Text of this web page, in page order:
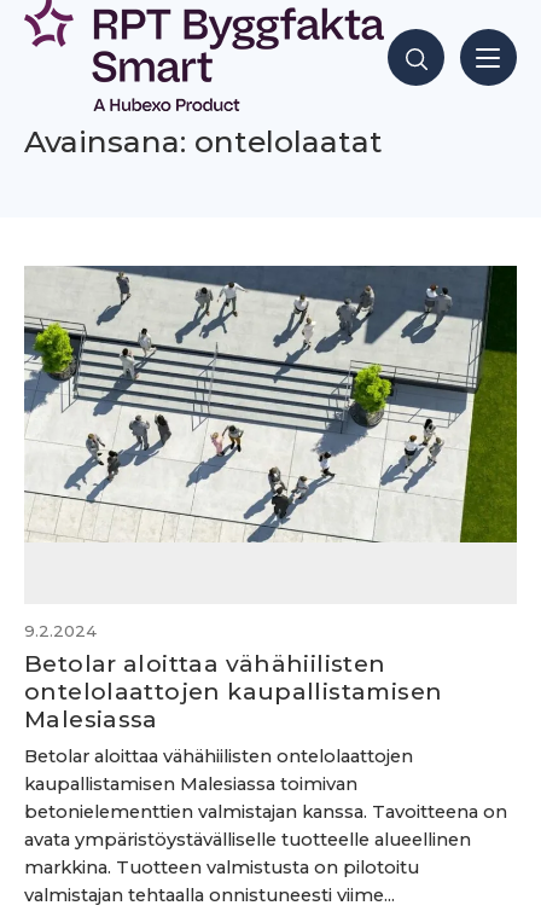
Siirry
sisältöön
Hae sisältöjä
Avainsana: ontelolaatat
9.2.2024
Betolar aloittaa vähähiilisten
ontelolaattojen kaupallistamisen
Malesiassa
Betolar aloittaa vähähiilisten ontelolaattojen
kaupallistamisen Malesiassa toimivan
betonielementtien valmistajan kanssa. Tavoitteena on
avata ympäristöystävälliselle tuotteelle alueellinen
markkina. Tuotteen valmistusta on pilotoitu
valmistajan tehtaalla onnistuneesti viime...